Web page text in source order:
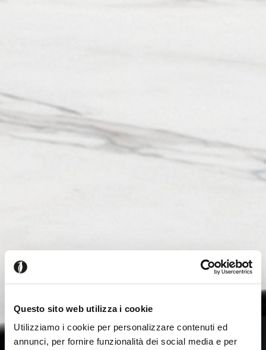
Questo sito web utilizza i cookie
Utilizziamo i cookie per personalizzare contenuti ed
annunci, per fornire funzionalità dei social media e per